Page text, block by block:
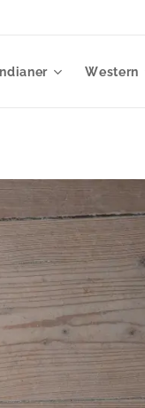
Indianer Western